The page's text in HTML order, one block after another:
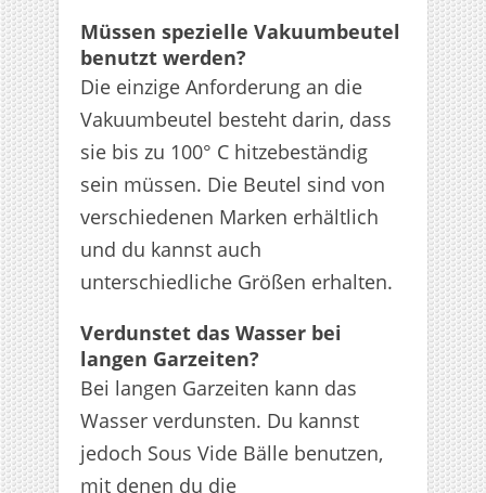
Müssen spezielle Vakuumbeutel
benutzt werden?
Die einzige Anforderung an die
Vakuumbeutel besteht darin, dass
sie bis zu 100° C hitzebeständig
sein müssen. Die Beutel sind von
verschiedenen Marken erhältlich
und du kannst auch
unterschiedliche Größen erhalten.
Verdunstet das Wasser bei
langen Garzeiten?
Bei langen Garzeiten kann das
Wasser verdunsten. Du kannst
jedoch Sous Vide Bälle benutzen,
mit denen du die